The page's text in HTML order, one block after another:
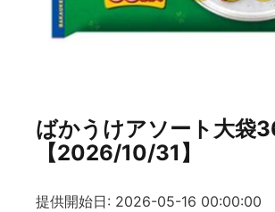
ばかうけアソート大袋
【2026/10/31】
提供開始日: 2026-05-16 00:00:00